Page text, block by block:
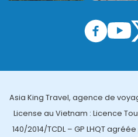
Asia King Travel, agence de
License au Vietnam : Licence
140/2014/TCDL – GP LHQT